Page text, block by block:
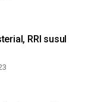
RRI susul